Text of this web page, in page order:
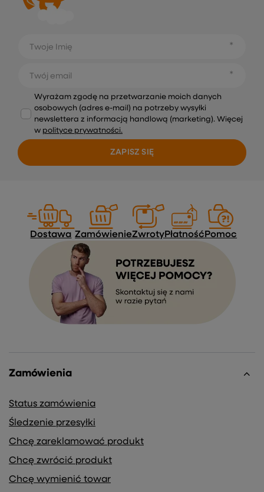
Twoje Imię
Twój email
Wyrażam zgodę na przetwarzanie moich danych
osobowych (adres e-mail) na potrzeby wysyłki
newslettera z informacją handlową (marketing). Więcej
w polityce prywatności.
ZAPISZ SIĘ
Dostawa ZamówienieZwrotyPłatność Pomoc
Zamówienia
Status zamówienia
Śledzenie przesyłki
Chcę zareklamować produkt
Chcę zwrócić produkt
Chcę wymienić towar